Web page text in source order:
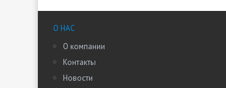
О НАС
О компании
Контакты
Новости